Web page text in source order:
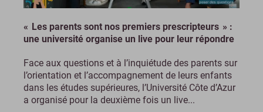
« Les parents sont nos premiers prescripteurs » :
une université organise un live pour leur répondre
Face aux questions et à l’inquiétude des parents sur
l’orientation et l’accompagnement de leurs enfants
dans les études supérieures, l’Université Côte d’Azur
a organisé pour la deuxième fois un live...